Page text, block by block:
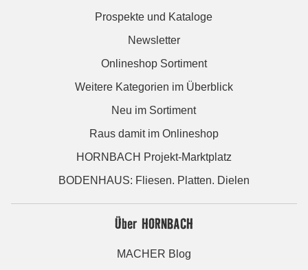
Prospekte und Kataloge
Newsletter
Onlineshop Sortiment
Weitere Kategorien im Überblick
Neu im Sortiment
Raus damit im Onlineshop
HORNBACH Projekt-Marktplatz
BODENHAUS: Fliesen. Platten. Dielen
Über HORNBACH
MACHER Blog